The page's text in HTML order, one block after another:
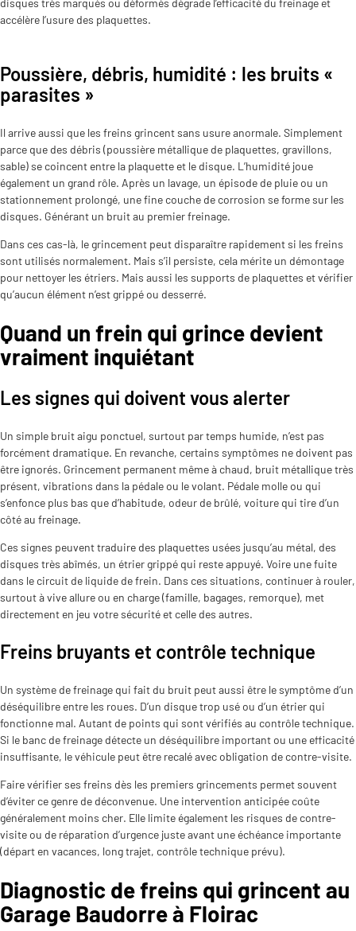
accélère l’usure des plaquettes.
Poussière, débris, humidité : les bruits «
parasites »
Il arrive aussi que les freins grincent sans usure anormale. Simplement
parce que des débris (poussière métallique de plaquettes, gravillons,
sable) se coincent entre la plaquette et le disque. L’humidité joue
également un grand rôle. Après un lavage, un épisode de pluie ou un
stationnement prolongé, une fine couche de corrosion se forme sur les
disques. Générant un bruit au premier freinage.
Dans ces cas-là, le grincement peut disparaître rapidement si les freins
sont utilisés normalement. Mais s’il persiste, cela mérite un démontage
pour nettoyer les étriers. Mais aussi les supports de plaquettes et vérifier
qu’aucun élément n’est grippé ou desserré.
Quand un frein qui grince devient
vraiment inquiétant
Les signes qui doivent vous alerter
Un simple bruit aigu ponctuel, surtout par temps humide, n’est pas
forcément dramatique. En revanche, certains symptômes ne doivent pas
être ignorés. Grincement permanent même à chaud, bruit métallique très
présent, vibrations dans la pédale ou le volant. Pédale molle ou qui
s’enfonce plus bas que d’habitude, odeur de brûlé, voiture qui tire d’un
côté au freinage.
Ces signes peuvent traduire des plaquettes usées jusqu’au métal, des
disques très abîmés, un étrier grippé qui reste appuyé. Voire une fuite
dans le circuit de liquide de frein. Dans ces situations, continuer à rouler,
surtout à vive allure ou en charge (famille, bagages, remorque), met
directement en jeu votre sécurité et celle des autres.
Freins bruyants et contrôle technique
Un système de freinage qui fait du bruit peut aussi être le symptôme d’un
déséquilibre entre les roues. D’un disque trop usé ou d’un étrier qui
fonctionne mal. Autant de points qui sont vérifiés au contrôle technique.
Si le banc de freinage détecte un déséquilibre important ou une efficacité
insuffisante, le véhicule peut être recalé avec obligation de contre-visite.
Faire vérifier ses freins dès les premiers grincements permet souvent
d’éviter ce genre de déconvenue. Une intervention anticipée coûte
généralement moins cher. Elle limite également les risques de contre-
visite ou de réparation d’urgence juste avant une échéance importante
(départ en vacances, long trajet, contrôle technique prévu).
Diagnostic de freins qui grincent au
Garage Baudorre à Floirac